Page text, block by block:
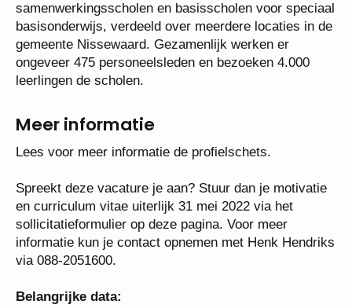
samenwerkingsscholen en basisscholen voor speciaal
basisonderwijs, verdeeld over meerdere locaties in de
gemeente Nissewaard. Gezamenlijk werken er
ongeveer 475 personeelsleden en bezoeken 4.000
leerlingen de scholen.
Meer informatie
Lees voor meer informatie de profielschets.
Spreekt deze vacature je aan? Stuur dan je motivatie
en curriculum vitae uiterlijk 31 mei 2022 via het
sollicitatieformulier op deze pagina. Voor meer
informatie kun je contact opnemen met Henk Hendriks
via 088-2051600.
Belangrijke data: